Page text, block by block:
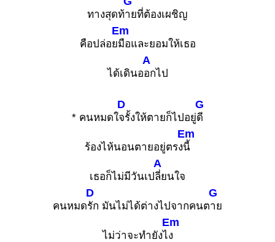
ทางสุดท้ายที่ต้องเผชิญ
คือปล่อย
Em
มือและยอมให้เธอ
ได้เดินอ
A
อกไป
* คนหมดใ
D
จรั้งให้ตายก็ไปอยู่
G
ดี
ร้องไห้นอนตายอยู่ตรง
Em
นี้
เธอก็ไม่มีวันเป
A
ลี่ยนใจ
คนหมด
D
รัก มันไม่ได้ต่างไปจากคนต
G
าย
ไม่ว่าจะทำยังไ
Em
ง